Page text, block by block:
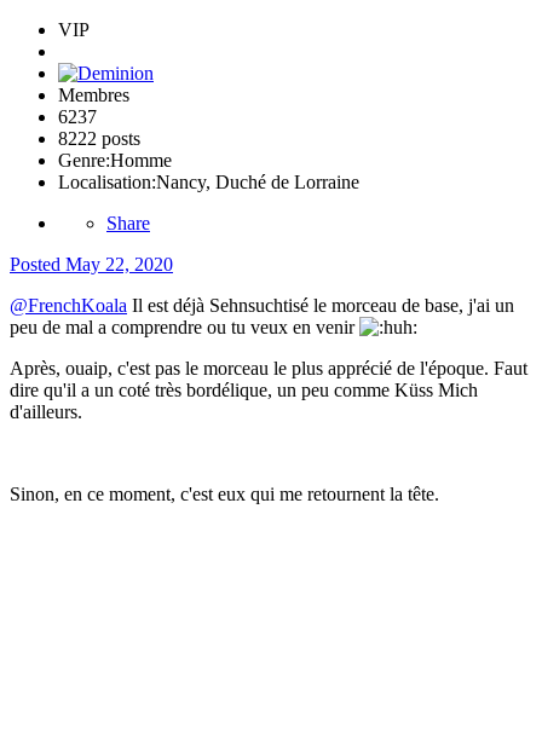
VIP
Membres
6237
8222 posts
Genre:Homme
Localisation:Nancy, Duché de Lorraine
Share
Posted May 22, 2020
@FrenchKoala Il est déjà Sehnsuchtisé le morceau de base, j'ai un
peu de mal a comprendre ou tu veux en venir
Après, ouaip, c'est pas le morceau le plus apprécié de l'époque. Faut
dire qu'il a un coté très bordélique, un peu comme Küss Mich
d'ailleurs.
Sinon, en ce moment, c'est eux qui me retournent la tête.